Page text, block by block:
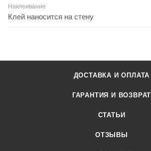
Наклеивание
Клей наносится на стену
ДОСТАВКА И ОПЛАТА
ГАРАНТИЯ И ВОЗВРАТ
СТАТЬИ
ОТЗЫВЫ